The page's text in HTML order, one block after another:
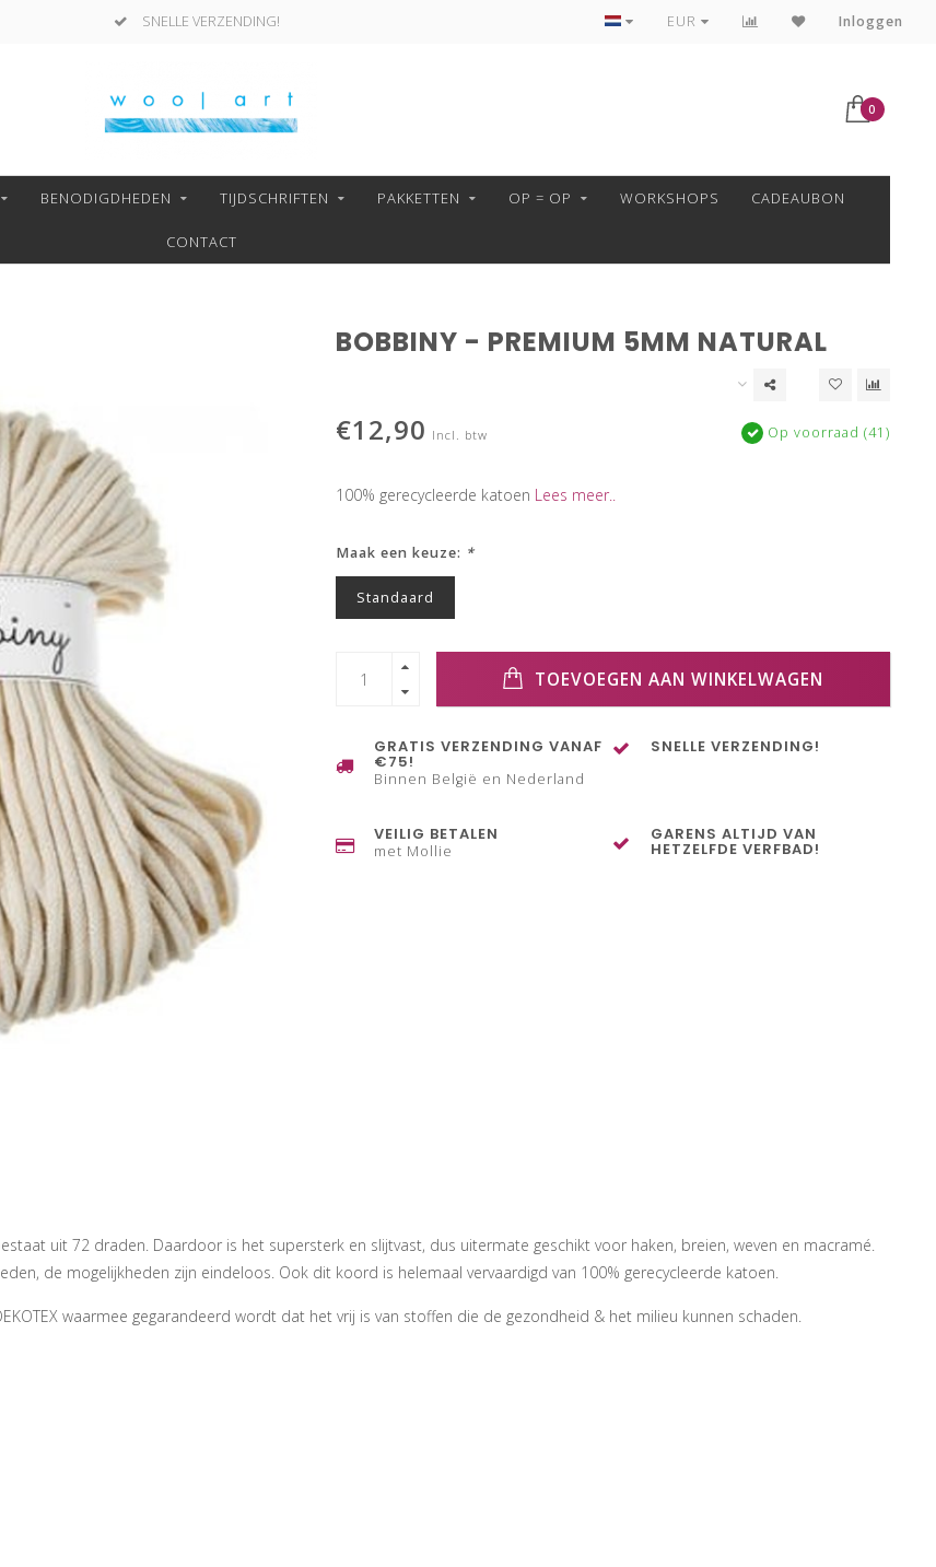
SNELLE VERZENDING! VEILIG BETALEN MET MOLLIE!
EUR Inloggen
0
BENODIGDHEDEN TIJDSCHRIFTEN PAKKETTEN OP = OP WORKSHOPS CADEAUBON
CONTACT
BOBBINY - PREMIUM 5MM NATURAL
€12,90 Incl. btw Op voorraad (41)
100% gerecycleerde katoen Lees meer..
Maak een keuze: *
Standaard
TOEVOEGEN AAN WINKELWAGEN
GRATIS VERZENDING VANAF
€75!
Binnen België en Nederland
SNELLE VERZENDING!
VEILIG BETALEN
met Mollie
GARENS ALTIJD VAN
HETZELFDE VERFBAD!
uit 72 draden. Daardoor is het supersterk en slijtvast, dus uitermate geschikt voor haken, breien, weven en macramé.
de mogelijkheden zijn eindeloos. Ook dit koord is helemaal vervaardigd van 100% gerecycleerde katoen.
waarmee gegarandeerd wordt dat het vrij is van stoffen die de gezondheid & het milieu kunnen schaden.